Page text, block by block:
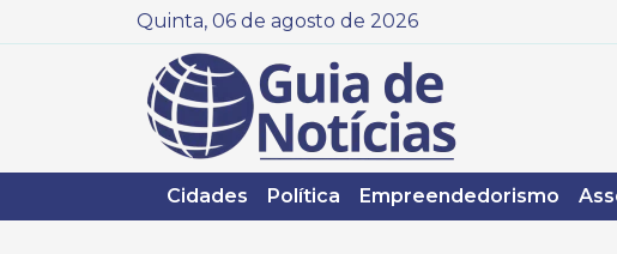
Quinta, 06 de agosto de 2026
Cidades Política Empreendedorismo